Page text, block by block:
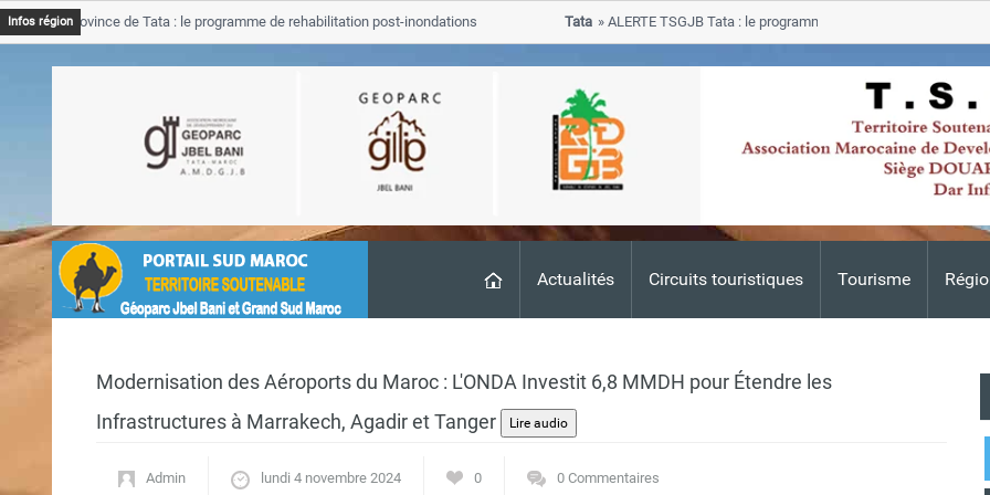
Actualités Circuits touristiques Tourisme
Infos région
Province de Tata : le programme de rehabilitation post-inondations
ALERTE TSGJB Tata : le programme de rehabilitation post-
progresse dans les zones sinistrees
Modernisation des Aéroports du Maroc : L'ONDA Investit 6,8 MMDH pour Étendre les
Infrastructures à Marrakech, Agadir et Tanger
Admin lundi 4 novembre 2024 0 0 Commentaires